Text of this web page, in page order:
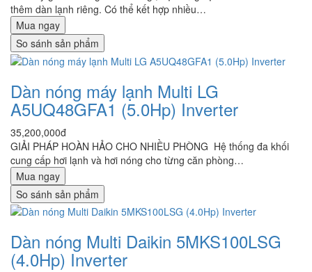
thêm dàn lạnh riêng. Có thể kết hợp nhiều…
Mua ngay
So sánh sản phẩm
Dàn nóng máy lạnh Multi LG
A5UQ48GFA1 (5.0Hp) Inverter
35,200,000đ
GIẢI PHÁP HOÀN HẢO CHO NHIỀU PHÒNG Hệ thống đa khối
cung cấp hơi lạnh và hơi nóng cho từng căn phòng…
Mua ngay
So sánh sản phẩm
Dàn nóng Multi Daikin 5MKS100LSG
(4.0Hp) Inverter